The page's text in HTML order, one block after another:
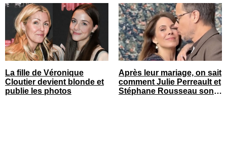
La fille de Véronique
Cloutier devient blonde et
publie les photos
Après leur mariage, on sait
comment Julie Perreault et
Stéphane Rousseau sont